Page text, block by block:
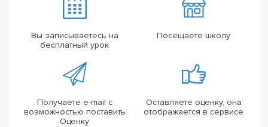
Вы записываетесь на
бесплатный урок
Посещаете школу
Получаете e-mail с
возможностью поставить
Оценку
Оставляете оценку, она
отображается в сервисе